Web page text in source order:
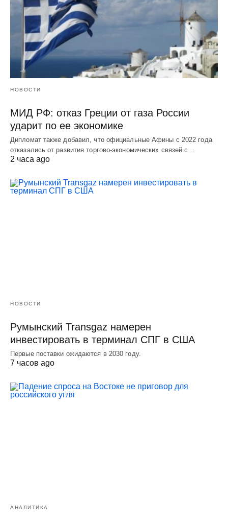
НОВОСТИ
МИД РФ: отказ Греции от газа России
ударит по ее экономике
Дипломат также добавил, что официальные Афины с 2022 года
отказались от развития торгово-экономических связей с…
2 часа ago
НОВОСТИ
Румынский Transgaz намерен
инвестировать в терминал СПГ в США
Первые поставки ожидаются в 2030 году.
7 часов ago
АНАЛИТИКА